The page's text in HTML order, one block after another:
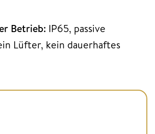
Betrieb: IP65, passive
Lüfter, kein dauerhaftes